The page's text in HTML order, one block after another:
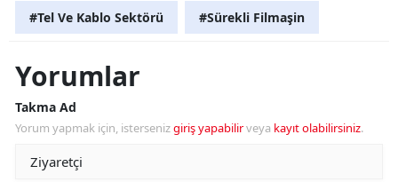
#Tel Ve Kablo Sektörü #Sürekli Filmaşin
Yorumlar
Takma Ad
Yorum yapmak için, istersenizgiriş yapabilirveya kayıt olabilirsiniz.